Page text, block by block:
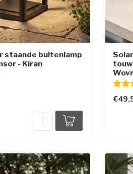
staande buitenlamp
- Kiran